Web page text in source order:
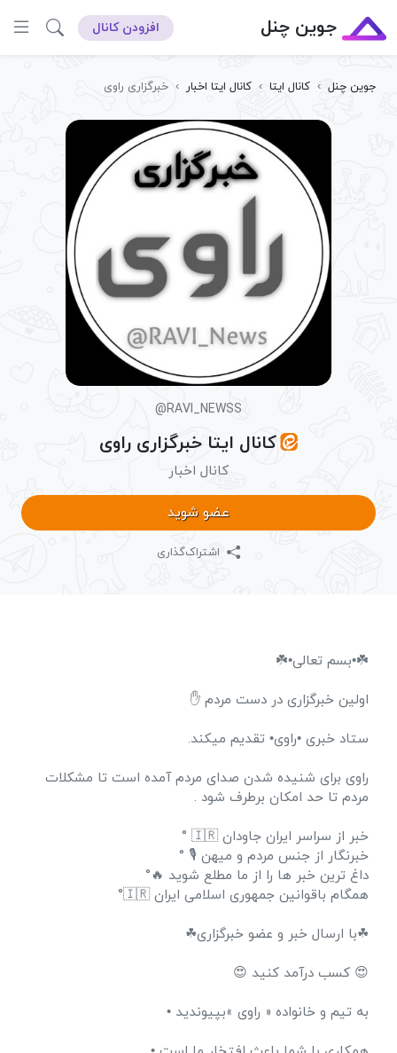
جوین چنل افزودن کانال
جوین چنل › کانال ایتا › کانال ایتا اخبار › خبرگزاری راوی
@RAVI_NEWSS
کانال ایتا خبرگزاری راوی
کانال اخبار
عضو شوید
اشتراک‌گذاری
☘️•بسم تعالی•☘️
اولین خبرگزاری در دست مردم ✋
ستاد خبری •راوی• تقدیم میکند.
راوی برای شنیده شدن صدای مردم آمده است تا مشکلات
مردم تا حد امکان برطرف شود .
خبر از سراسر ایران جاودان 🇮🇷 °
خبرنگار از جنس مردم و میهن 🎙 °
داغ ترین خبر ها را از ما مطلع شوید 🔥°
همگام باقوانین جمهوری اسلامی ایران 🇮🇷°
☘با ارسال خبر و عضو خبرگزاری☘
😍 کسب درآمد کنید 😍
به تیم و خانواده « راوی »بپیوندید •